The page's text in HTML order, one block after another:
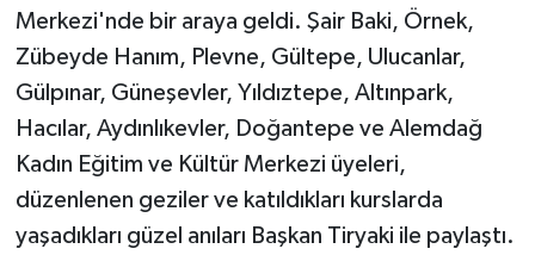
Merkezi'nde bir araya geldi. Şair Baki, Örnek,
Zübeyde Hanım, Plevne, Gültepe, Ulucanlar,
Gülpınar, Güneşevler, Yıldıztepe, Altınpark,
Hacılar, Aydınlıkevler, Doğantepe ve Alemdağ
Kadın Eğitim ve Kültür Merkezi üyeleri,
düzenlenen geziler ve katıldıkları kurslarda
yaşadıkları güzel anıları Başkan Tiryaki ile paylaştı.